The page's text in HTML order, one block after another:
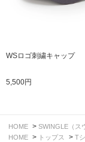
WSロゴ刺繍キャップ
5,500円
HOME > SWINGLE（ス
HOME > トップス > T